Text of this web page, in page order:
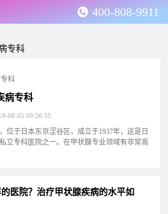
400-808-9911
专科
病专科
08-05 09:26:35
位于日本东京涩谷区，成立于1937年，这是日
立专科医院之一。在甲状腺专业领域有非常高
医院？治疗甲状腺疾病的水平如